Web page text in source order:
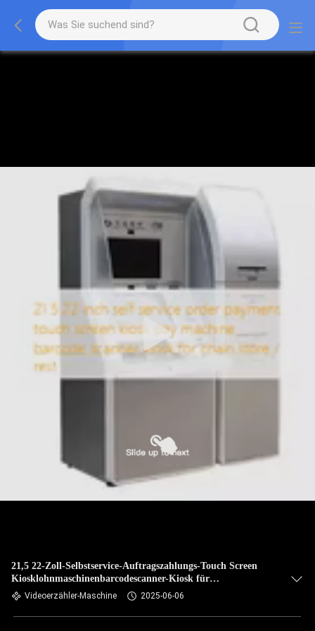
21,5 22-Zoll-Selbstservice-Auftragszahlungs-Touch Screen
Kiosklohnmaschinenbarcodescanner-Kiosk für
Kettenladen/Rest
Videoerzähler-Maschine 2025-06-06